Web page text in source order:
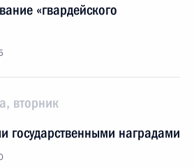
«гвардейского
вторник
государственными наградами